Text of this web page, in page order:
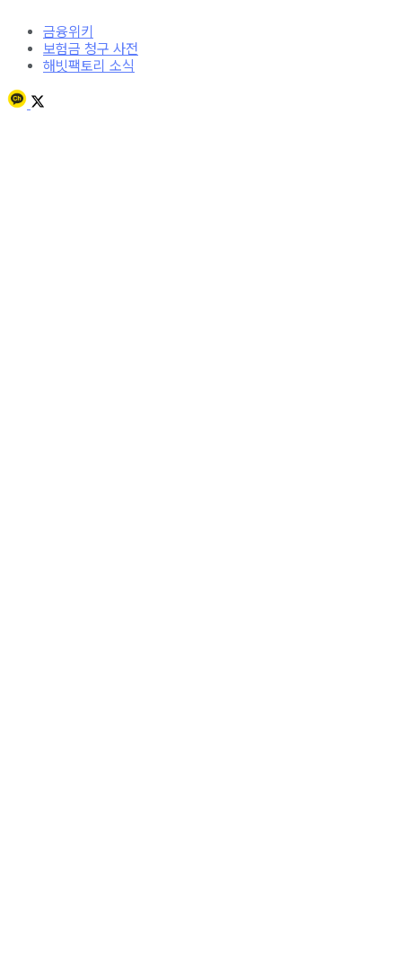
금융위키
보험금 청구 사전
해빗팩토리 소식